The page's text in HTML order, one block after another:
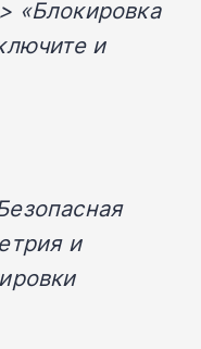
«Блокировка
и
и